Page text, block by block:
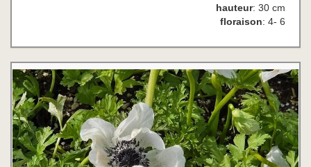
hauteur: 30 cm
floraison: 4- 6